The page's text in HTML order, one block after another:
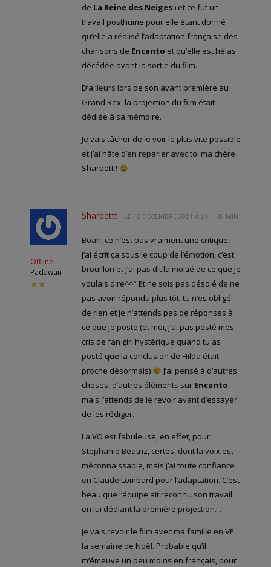
de La Reine des Neiges) et ce fut un
travail posthume pour elle étant donné
qu’elle a réalisé l’adaptation française des
chansons de Encanto et qu’elle est hélas
décédée avant la sortie du film.
D’ailleurs lors de son avant première au
Grand Rex, la projection du film était
dédiée à sa mémoire.
Je vais tâcher de le voir le plus vite possible
et j’ai hâte d’en reparler avec toi ma chère
Sharbett !
Offline
Padawan
★★
Sharbettt LE 12 DÉCEMBRE 2021 À 21 H 49 MIN
Boah, ce n’est pas vraiment une critique,
j’ai écrit ça sous le coup de l’émotion, c’est
brouillon et j’ai pas dit la moitié de ce que je
voulais dire^^° Et ne sois pas désolé de ne
pas avoir répondu plus tôt, tu n’es obligé
de rien et je n’attends pas de réponses à
ce que je poste (et moi, j’ai pas posté mes
cris de fan girl hystérique quand tu as
posté que la conclusion de Hilda était
proche désormais)
J’ai pensé à d’autres
choses, d’autres éléments sur Encanto,
mais j’attends de le revoir avant d’essayer
de les rédiger.
La VO est fabuleuse, en effet, pour
Stephanie Beatriz, certes, dont la voix est
méconnaissable, mais j’ai toute confiance
en Claude Lombard pour l’adaptation. C’est
beau que l’équipe ait reconnu son travail
en lui dédiant la première projection…
Je vais revoir le film avec ma famille en VF
la semaine de Noël. Probable qu’il
m’émeuve un peu moins en français, pour